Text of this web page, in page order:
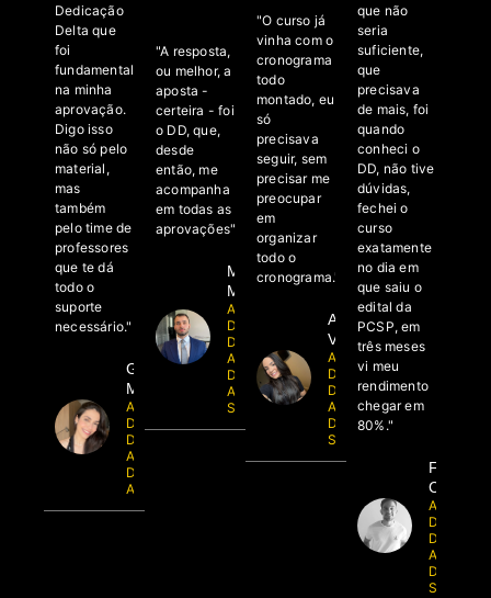
Dedicação
Delta que
foi
fundamental
na minha
aprovação.
Digo isso
não só pelo
material,
mas
também
pelo time de
professores
que te dá
todo o
suporte
necessário."
Gabriela
Muneratto
Aluna
Dedicação
Delta -
Aprovada
Delegada
AL e SC
"A resposta,
ou melhor, a
aposta -
certeira - foi
o DD, que,
desde
então, me
acompanha
em todas as
aprovações"
Matheus
Mundim
Aluno
Dedicação
Delta -
Aprovado
Delegado
AL, SC e
SP
"O curso já
vinha com o
cronograma
todo
montado, eu
só
precisava
seguir, sem
precisar me
preocupar
em
organizar
todo o
cronograma."
Adríssia
Vieira
Aluna do
Dedicação
Delta -
Aprovada
Delegada
SC
que não
seria
suficiente,
que
precisava
de mais, foi
quando
conheci o
DD, não tive
dúvidas,
fechei o
curso
exatamente
no dia em
que saiu o
edital da
PCSP, em
três meses
vi meu
rendimento
chegar em
80%."
Felipe
Costa
Aluno do
Delta -
Aprovado
Delegado
SC